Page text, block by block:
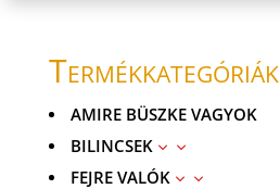
Termékkategóriák
AMIRE BÜSZKE VAGYOK
BILINCSEK
3
FEJRE VALÓK 3